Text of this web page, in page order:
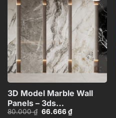
Add to
wishlist
3D Model Marble Wall
Panels – 3ds
Max_102325390
80.000₫ Giá
66.666₫Giá